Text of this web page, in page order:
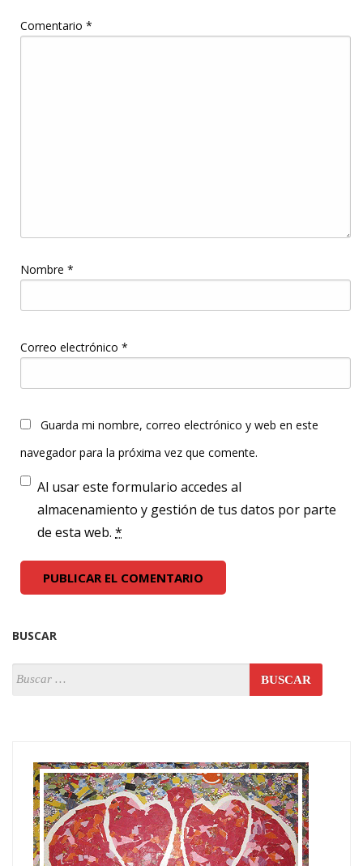
Comentario *
Nombre *
Correo electrónico *
Guarda mi nombre, correo electrónico y web en este
navegador para la próxima vez que comente.
Al usar este formulario accedes al
almacenamiento y gestión de tus datos por parte
de esta web. *
BUSCAR